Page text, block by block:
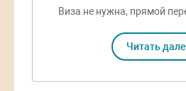
Виза не нужна, прямой
Читать